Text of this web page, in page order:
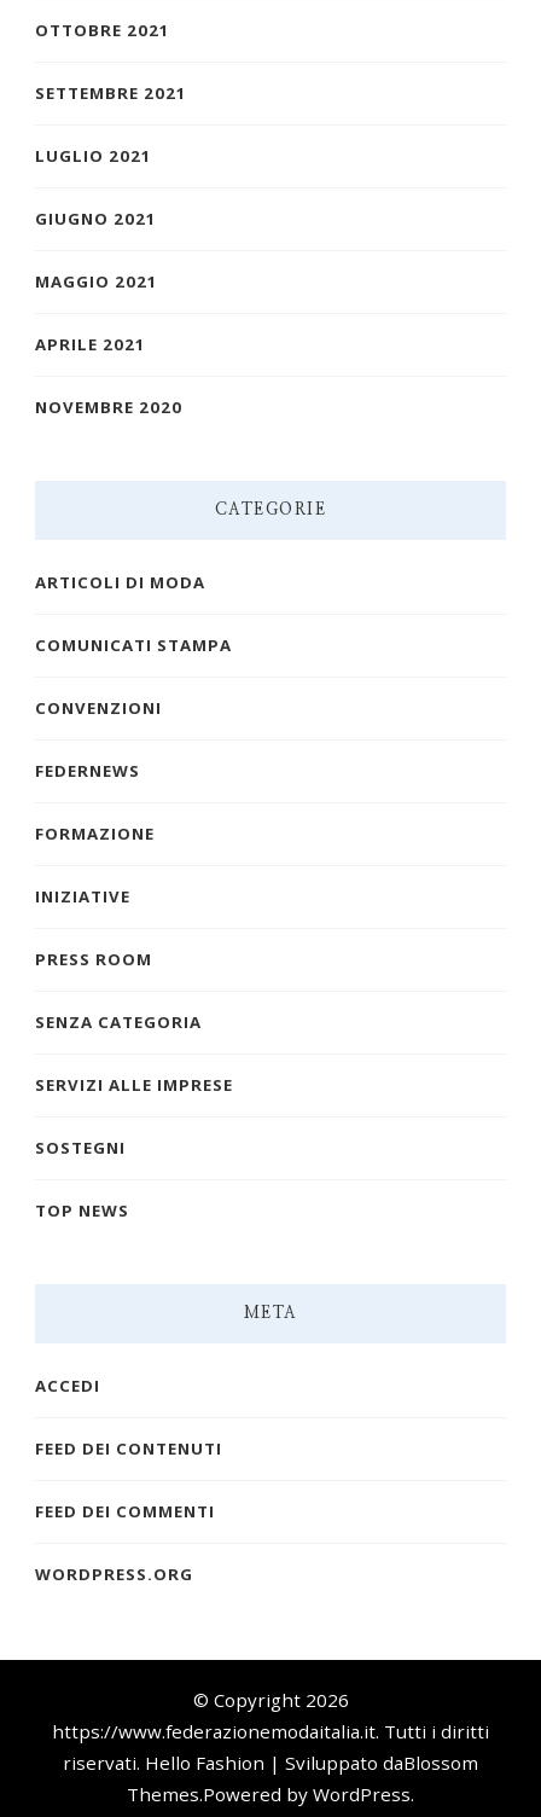
OTTOBRE 2021
SETTEMBRE 2021
LUGLIO 2021
GIUGNO 2021
MAGGIO 2021
APRILE 2021
NOVEMBRE 2020
CATEGORIE
ARTICOLI DI MODA
COMUNICATI STAMPA
CONVENZIONI
FEDERNEWS
FORMAZIONE
INIZIATIVE
PRESS ROOM
SENZA CATEGORIA
SERVIZI ALLE IMPRESE
SOSTEGNI
TOP NEWS
META
ACCEDI
FEED DEI CONTENUTI
FEED DEI COMMENTI
WORDPRESS.ORG
© Copyright 2026
https://www.federazionemodaitalia.it. Tutti i diritti
riservati. Hello Fashion | Sviluppato daBlossom
Themes.Powered by WordPress.